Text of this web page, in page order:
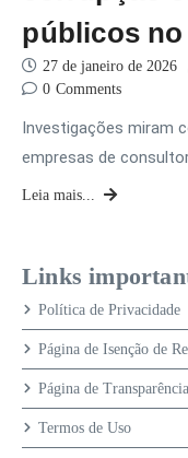
públicos
27 de janeiro de 2026
0 Comments
Investigações miram
empresas de
Leia mais...
Links
Política de Privacidade
Página de Isenção de
Página de Transparência
Termos de Uso